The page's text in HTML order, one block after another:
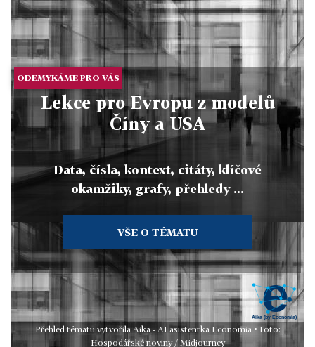
ODEMYKÁME PRO VÁS
Lekce pro Evropu z modelů
Číny a USA
Data, čísla, kontext, citáty, klíčové
okamžiky, grafy, přehledy ...
VŠE O TÉMATU
Přehled tématu vytvořila Aika - AI asistentka Economia • Foto:
Hospodářské noviny / Midjourney